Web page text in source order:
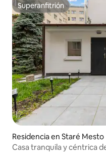
Superanfitrión
Superanfitrión
Residencia en Staré Mesto
Casa tranquila y céntrica